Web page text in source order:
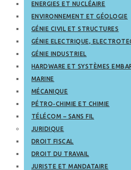
ENERGIES ET NUCLÉAIRE
ENVIRONNEMENT ET GÉOLOGIE
GÉNIE CIVIL ET STRUCTURES
GÉNIE ELECTRIQUE,
GÉNIE INDUSTRIEL
HARDWARE ET SYSTÈMES
MARINE
MÉCANIQUE
PÉTRO-CHIMIE ET CHIMIE
TÉLÉCOM – SANS FIL
JURIDIQUE
DROIT FISCAL
DROIT DU TRAVAIL
JURISTE ET MANDATAIRE